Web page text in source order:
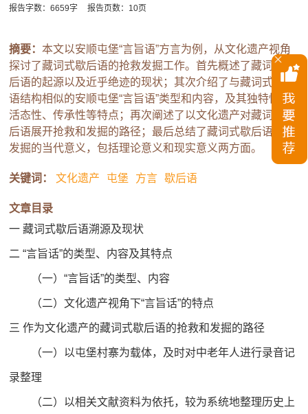
报告字数：6659字 报告页数：10页
摘要：本文以安顺屯堡“言旨语”方言为例，从文化遗产视角
探讨了藏词式歇后语的抢救发掘工作。首先概述了藏词式歇
后语的起源以及近乎绝迹的现状；其次介绍了与藏词式歇后
语结构相似的安顺屯堡“言旨语”类型和内容，及其独特性、
活态性、传承性等特点；再次阐述了以文化遗产对藏词式歇
后语展开抢救和发掘的路径；最后总结了藏词式歇后语抢救
发掘的当代意义，包括理论意义和现实意义两方面。
关键词： 文化遗产 屯堡 方言 歇后语
文章目录
一 藏词式歇后语溯源及现状
二 “言旨话”的类型、内容及其特点
（一）“言旨话”的类型、内容
（二）文化遗产视角下“言旨话”的特点
三 作为文化遗产的藏词式歇后语的抢救和发掘的路径
（一）以屯堡村寨为载体，及时对中老年人进行录音记
录整理
（二）以相关文献资料为依托，较为系统地整理历史上